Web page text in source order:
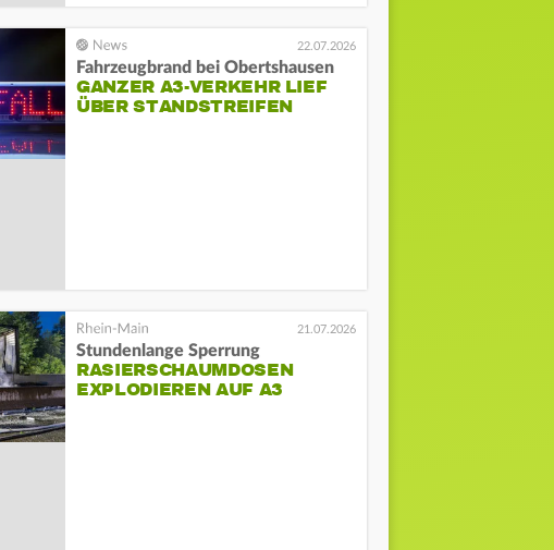
22.07.2026
Fahrzeugbrand bei Obertshausen
GANZER A3-VERKEHR LIEF
ÜBER STANDSTREIFEN
21.07.2026
Stundenlange Sperrung
RASIERSCHAUMDOSEN
EXPLODIEREN AUF A3